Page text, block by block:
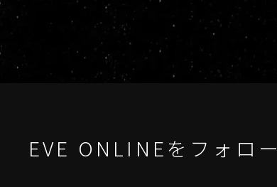
EVE ONLINEをフォロー